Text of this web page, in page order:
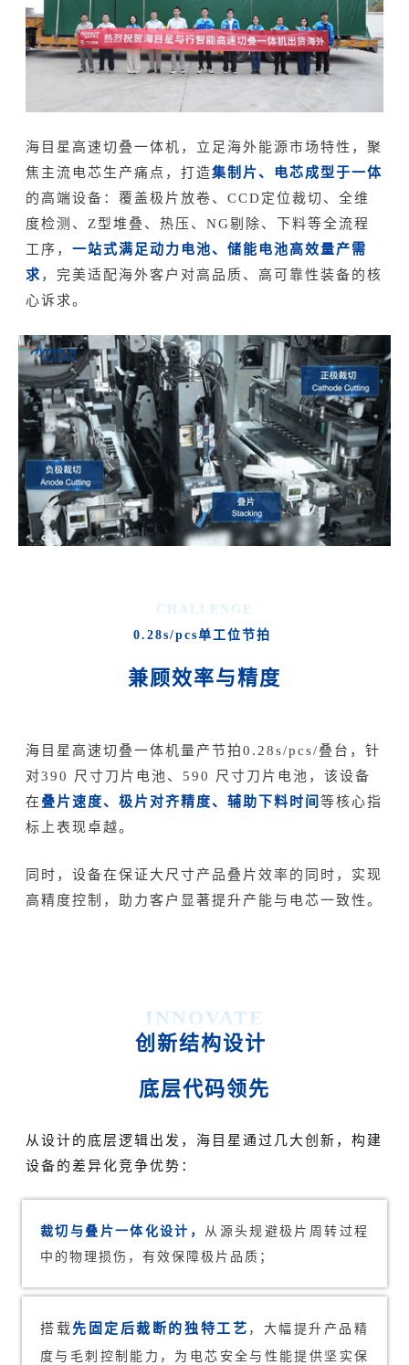
海目星高速切叠一体机，立足海外能源市场特性，聚
焦主流电芯生产痛点，打造集制片、电芯成型于一体
的高端设备：覆盖极片放卷、CCD定位裁切、全维
度检测、Z型堆叠、热压、NG剔除、下料等全流程
工序， 一站式满足动力电池、储能电池高效量产需
求，完美适配海外客户对高品质、高可靠性装备的核
心诉求。
CHALLENGE
0.28s/pcs单工位节拍
兼顾效率与精度
海目星高速切叠一体机量产节拍0.28s/pcs/叠台，针
对390 尺寸刀片电池、590 尺寸刀片电池，该设备
在叠片速度、极片对齐精度、辅助下料时间等核心指
标上表现卓越。
同时，设备在保证大尺寸产品叠片效率的同时，实现
高精度控制，助力客户显著提升产能与电芯一致性。
INNOVATE
创新结构设计
底层代码领先
从设计的底层逻辑出发，海目星通过几大创新，构建
设备的差异化竞争优势：
裁切与叠片一体化设计，
从源头规避极片周转过程
中的物理损伤，有效保障极片品质；
搭载先固定后裁断的独特工艺 ，大幅提升产品精
度与毛刺控制能力，为电芯安全与性能提供坚实保